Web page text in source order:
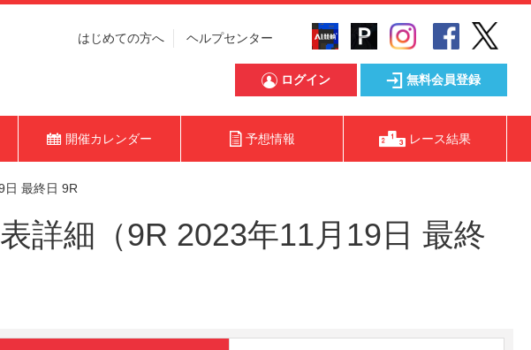
はじめての方へ ヘルプセンター
ログイン 無料会員登録
開催カレンダー 予想情報 レース結果
日 最終日 9R
詳細（9R 2023年11月19日 最終